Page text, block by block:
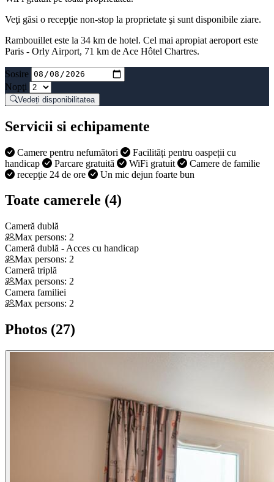
Veţi găsi o recepţie non-stop la proprietate şi sunt disponibile ziare.
Rambouillet este la 34 km de hotel. Cel mai apropiat aeroport este
Paris - Orly Airport, 71 km de Ace Hôtel Chartres.
Sosire
Nopţi
Vedeți disponibilitatea
Servicii si echipamente
Camere pentru nefumători
Facilități pentru oaspeții cu
handicap
Parcare gratuită WiFi gratuit
Camere de familie
recepţie 24 de ore
Un mic dejun foarte bun
Toate camerele (4)
Cameră dublă
Max persons: 2
Cameră dublă - Acces cu handicap
Max persons: 2
Cameră triplă
Max persons: 2
Camera familiei
Max persons: 2
Photos (27)